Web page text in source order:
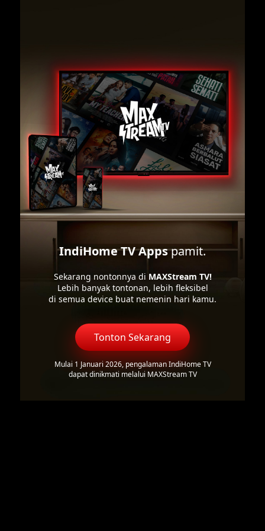
IndiHome TV Appspamit.
Sekarang nontonnya di MAXStream TV!
Lebih banyak tontonan, lebih fleksibel
di semua device buat nemenin hari kamu.
Tonton Sekarang
Mulai 1 Januari 2026, pengalaman IndiHome TV
dapat dinikmati melalui MAXStream TV